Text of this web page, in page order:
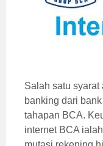
Salah satu
banking dari
tahapan BCA.
internet BCA